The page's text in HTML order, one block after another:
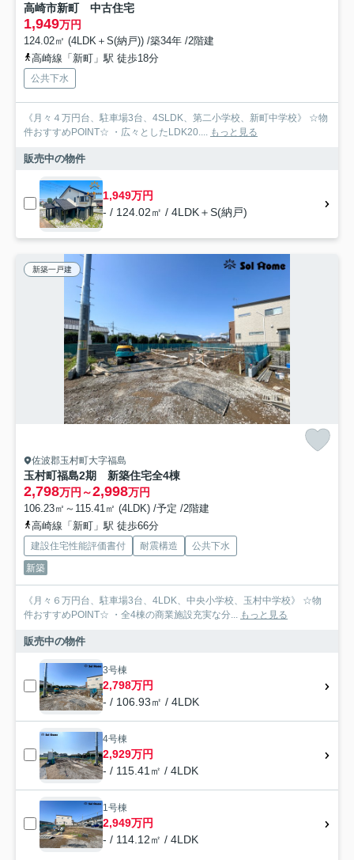
高崎市新町 中古住宅
1,949万円
124.02㎡ (4LDK＋S(納戸)) /築34年 /2階建
高崎線「新町」駅 徒歩18分
公共下水
《月々４万円台、駐車場3台、4SLDK、第二小学校、新町中学校》 ☆物
件おすすめPOINT☆ ・広々としたLDK20....
もっと見る
販売中の物件
1,949万円
- / 124.02㎡ / 4LDK＋S(納戸)
新築一戸建
佐波郡玉村町大字福島
玉村町福島2期 新築住宅全4棟
2,798万円～2,998万円
106.23㎡～115.41㎡ (4LDK) /予定 /2階建
高崎線「新町」駅 徒歩66分
建設住宅性能評価書付 耐震構造
公共下水
新築
《月々６万円台、駐車場3台、4LDK、中央小学校、玉村中学校》 ☆物
件おすすめPOINT☆ ・全4棟の商業施設充実な分...
もっと見る
販売中の物件
3号棟
2,798万円
- / 106.93㎡ / 4LDK
4号棟
2,929万円
- / 115.41㎡ / 4LDK
1号棟
2,949万円
- / 114.12㎡ / 4LDK